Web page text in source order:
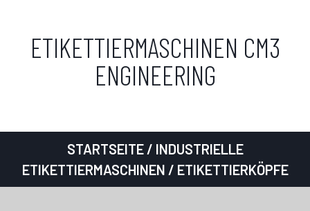
ETIKETTIERMASCHINEN CM3
ENGINEERING
STARTSEITE/ INDUSTRIELLE
ETIKETTIERMASCHINEN / ETIKETTIERKÖPFE